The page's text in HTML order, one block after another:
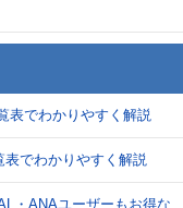
表でわかりやすく解説
でわかりやすく解説
・ANAユーザーもお得な